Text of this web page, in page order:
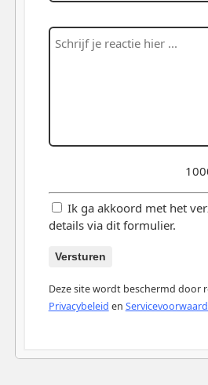
Ik ga akkoord met het
details via dit formulier.
Versturen
Deze site wordt beschermd door
Privacybeleid en